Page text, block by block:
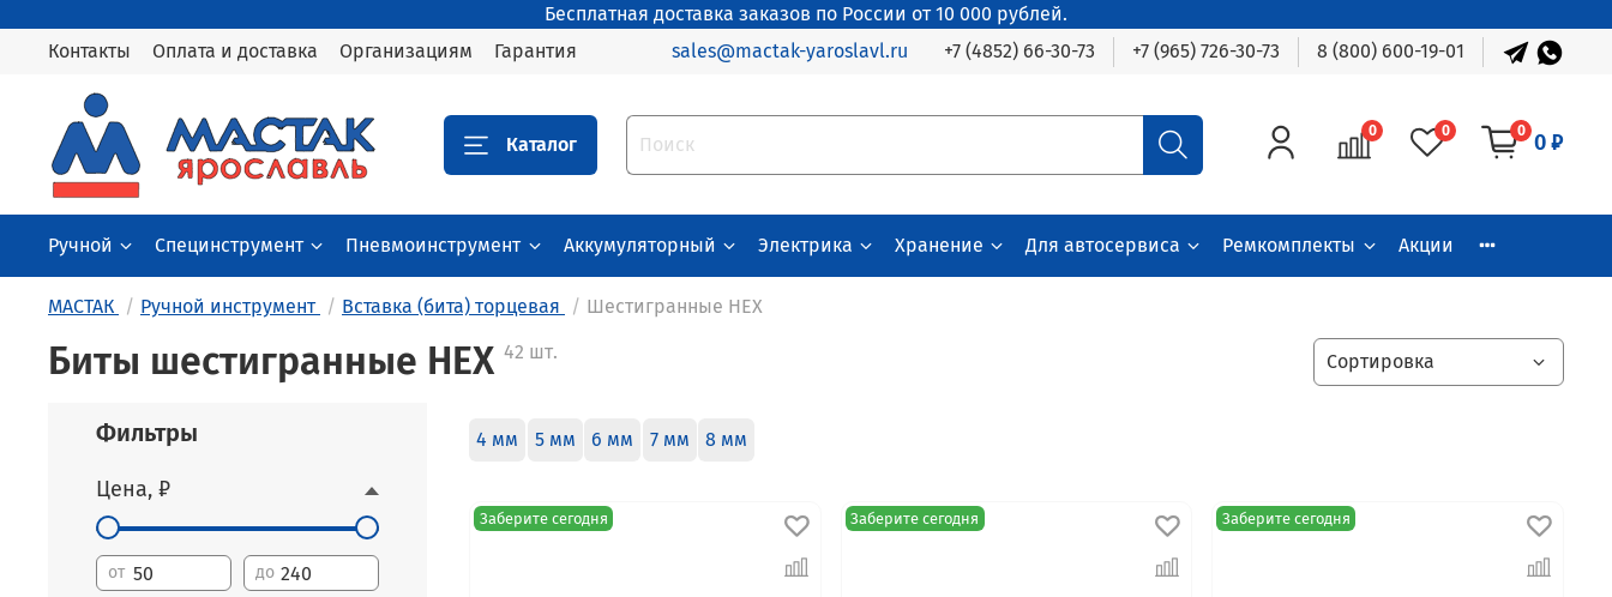
Бесплатная доставка заказов по России от 10 000 рублей.
Контакты
Оплата и доставка Организациям Гарантия sales@mactak-yaroslavl.ru +7 (4852) 66-30-73 +7 (965) 726-30-73 8 (800) 600-19-01
Каталог
0 0 0 0 ₽
Ручной Специнструмент Пневмоинструмент Аккумуляторный Электрика Хранение Для автосервиса Ремкомплекты Акции
МАСТАК Ручной инструмент Вставка (бита) торцевая Шестигранные HEX
Биты шестигранные HEX 42 шт.
4 мм 5 мм 6 мм 7 мм 8 мм
Заберите сегодня Заберите сегодня Заберите сегодня
Фильтры
Цена, ₽
от до